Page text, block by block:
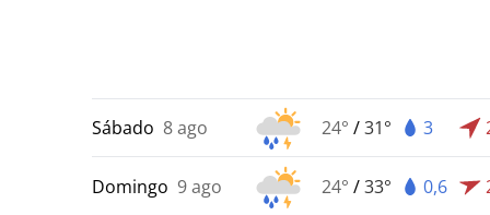
Sábado 8 ago 24° /31° 3
Domingo 9 ago 24° /33° 0,6